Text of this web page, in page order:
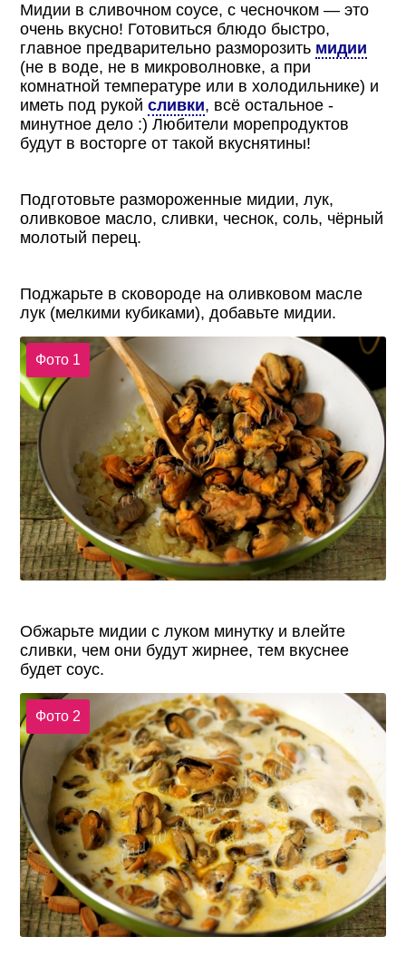
Мидии в сливочном соусе, с чесночком — это
очень вкусно! Готовиться блюдо быстро,
главное предварительно разморозить мидии
(не в воде, не в микроволновке, а при
комнатной температуре или в холодильнике) и
иметь под рукойсливки, всё остальное -
минутное дело :) Любители морепродуктов
будут в восторге от такой вкуснятины!
Подготовьте размороженные мидии, лук,
оливковое масло, сливки, чеснок, соль, чёрный
молотый перец.
Поджарьте в сковороде на оливковом масле
лук (мелкими кубиками), добавьте мидии.
Фото 1
Обжарьте мидии с луком минутку и влейте
сливки, чем они будут жирнее, тем вкуснее
будет соус.
Фото 2